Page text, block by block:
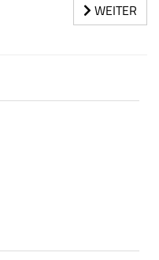
WEITER